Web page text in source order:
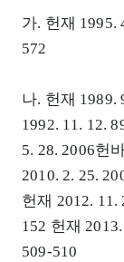
가. 헌재 1995.
572
나. 헌재 1989.
1992. 11. 12.
5. 28. 2006헌
2010. 2. 25.
헌재 2012. 11.
152 헌재
509-510